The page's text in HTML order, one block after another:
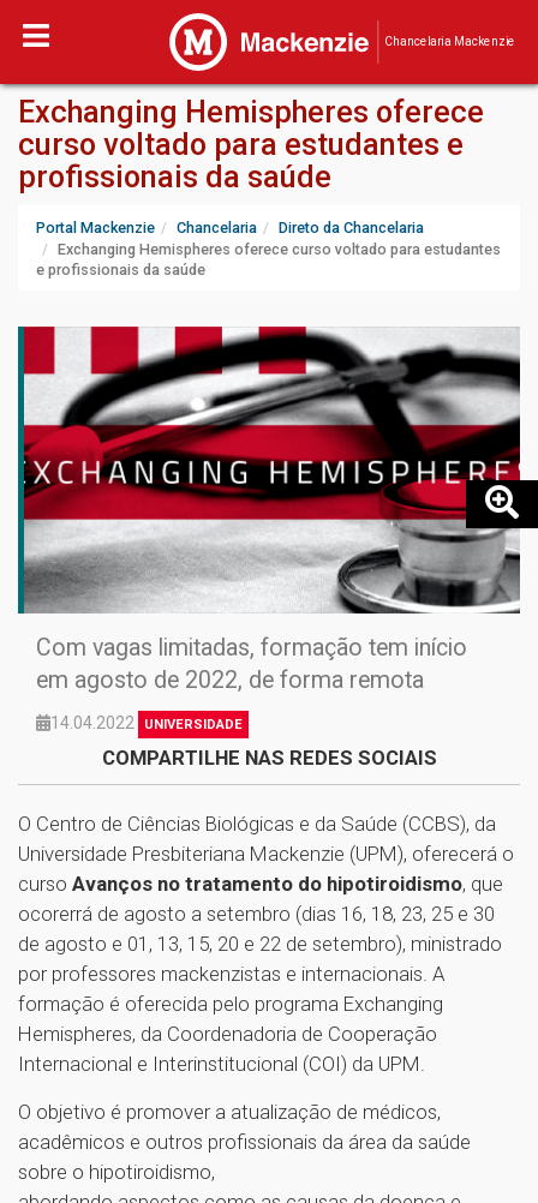
Chancelaria Mackenzie
Exchanging Hemispheres oferece
curso voltado para estudantes e
profissionais da saúde
Portal Mackenzie Chancelaria
Direto da Chancelaria
Exchanging Hemispheres oferece curso voltado para estudantes
e profissionais da saúde
Com vagas limitadas, formação tem início
em agosto de 2022, de forma remota
14.04.2022 UNIVERSIDADE
COMPARTILHE NAS REDES SOCIAIS
O Centro de Ciências Biológicas e da Saúde (CCBS), da
Universidade Presbiteriana Mackenzie (UPM), oferecerá o
curso Avanços no tratamento do hipotiroidismo, que
ocorerrá de agosto a setembro (dias 16, 18, 23, 25 e 30
de agosto e 01, 13, 15, 20 e 22 de setembro), ministrado
por professores mackenzistas e internacionais. A
formação é oferecida pelo programa Exchanging
Hemispheres, da Coordenadoria de Cooperação
Internacional e Interinstitucional (COI) da UPM.
O objetivo é promover a atualização de médicos,
acadêmicos e outros profissionais da área da saúde
sobre o hipotiroidismo,